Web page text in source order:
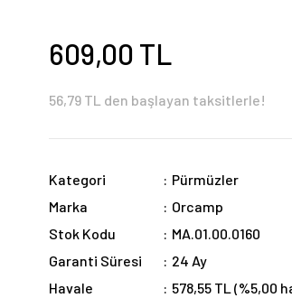
609,00 TL
56,79 TL den başlayan taksitlerle!
Kategori
Pürmüzler
Marka
Orcamp
Stok Kodu
MA.01.00.0160
Garanti Süresi
24 Ay
Havale
578,55 TL (%5,00